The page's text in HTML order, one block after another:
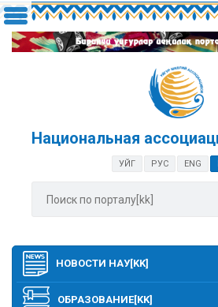
Национальная
УЙГ РУС ENG
НОВОСТИ НАУ[KK]
ОБРАЗОВАНИЕ[KK]